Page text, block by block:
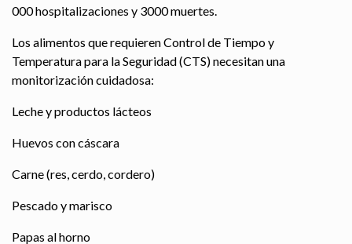
000 hospitalizaciones y 3000 muertes.
Los alimentos que requieren Control de Tiempo y
Temperatura para la Seguridad (CTS) necesitan una
monitorización cuidadosa:
Leche y productos lácteos
Huevos con cáscara
Carne (res, cerdo, cordero)
Pescado y marisco
Papas al horno